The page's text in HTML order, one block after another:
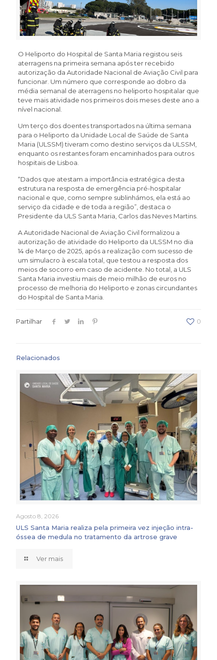
O Heliporto do Hospital de Santa Maria registou seis
aterragens na primeira semana após ter recebido
autorização da Autoridade Nacional de Aviação Civil para
funcionar. Um número que corresponde ao dobro da
média semanal de aterragens no heliporto hospitalar que
teve mais atividade nos primeiros dois meses deste ano a
nível nacional.
Um terço dos doentes transportados na última semana
para o Heliporto da Unidade Local de Saúde de Santa
Maria (ULSSM) tiveram como destino serviços da ULSSM,
enquanto os restantes foram encaminhados para outros
hospitais de Lisboa.
“Dados que atestam a importância estratégica desta
estrutura na resposta de emergência pré-hospitalar
nacional e que, como sempre sublinhámos, ela está ao
serviço da cidade e de toda a região”, destaca o
Presidente da ULS Santa Maria, Carlos das Neves Martins.
A Autoridade Nacional de Aviação Civil formalizou a
autorização de atividade do Heliporto da ULSSM no dia
14 de Março de 2025, após a realização com sucesso de
um simulacro à escala total, que testou a resposta dos
meios de socorro em caso de acidente. No total, a ULS
Santa Maria investiu mais de meio milhão de euros no
processo de melhoria do Heliporto e zonas circundantes
do Hospital de Santa Maria.
Partilhar 0
Relacionados
Agosto 8, 2026
ULS Santa Maria realiza pela primeira vez injeção intra-
óssea de medula no tratamento da artrose grave
Ver mais